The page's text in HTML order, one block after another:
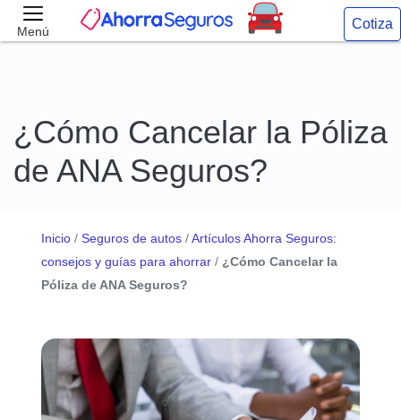
Menú Cotiza
¿Cómo Cancelar la Póliza
de ANA Seguros?
Inicio / Seguros de autos /Artículos Ahorra Seguros:
consejos y guías para ahorrar / ¿Cómo Cancelar la
Póliza de ANA Seguros?